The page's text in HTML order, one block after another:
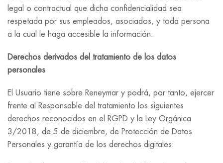
legal o contractual que dicha confidencialidad sea
respetada por sus empleados, asociados, y toda persona
a la cual le haga accesible la información.
Derechos derivados del tratamiento de los datos
personales
El Usuario tiene sobre Reneymar y podrá, por tanto, ejercer
frente al Responsable del tratamiento los siguientes
derechos reconocidos en el RGPD y la Ley Orgánica
3/2018, de 5 de diciembre, de Protección de Datos
Personales y garantía de los derechos digitales: